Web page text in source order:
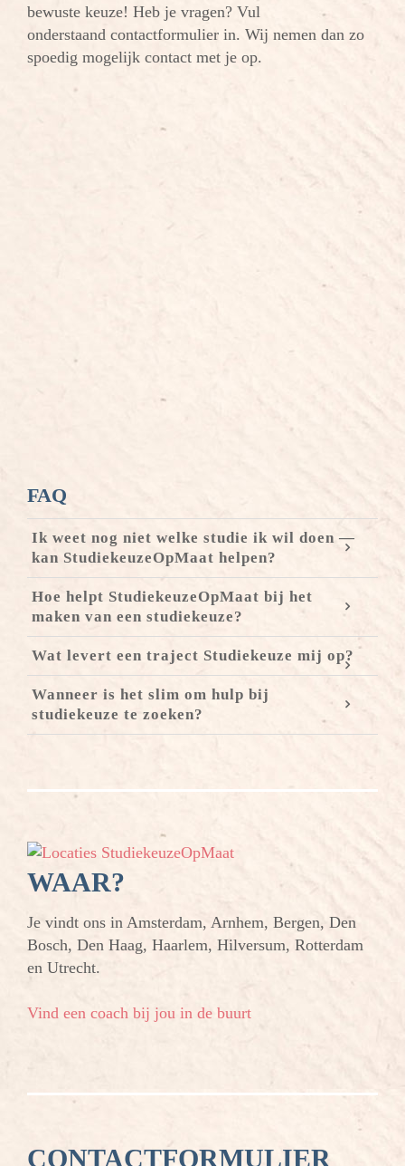
bewuste keuze! Heb je vragen? Vul
onderstaand contactformulier in. Wij nemen dan zo
spoedig mogelijk contact met je op.
FAQ
Ik weet nog niet welke studie ik wil doen —
kan StudiekeuzeOpMaat helpen?
Hoe helpt StudiekeuzeOpMaat bij het
maken van een studiekeuze?
Wat levert een traject Studiekeuze mij op?
Wanneer is het slim om hulp bij
studiekeuze te zoeken?
WAAR?
Je vindt ons in Amsterdam, Arnhem, Bergen, Den
Bosch, Den Haag, Haarlem, Hilversum, Rotterdam
en Utrecht.
Vind een coach bij jou in de buurt
CONTACTFORMULIER